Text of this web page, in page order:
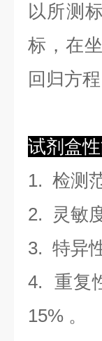
以所测
标，在
回归方程
试剂盒
1. 检测
2. 灵敏
3. 特异
4. 重复
15% 。